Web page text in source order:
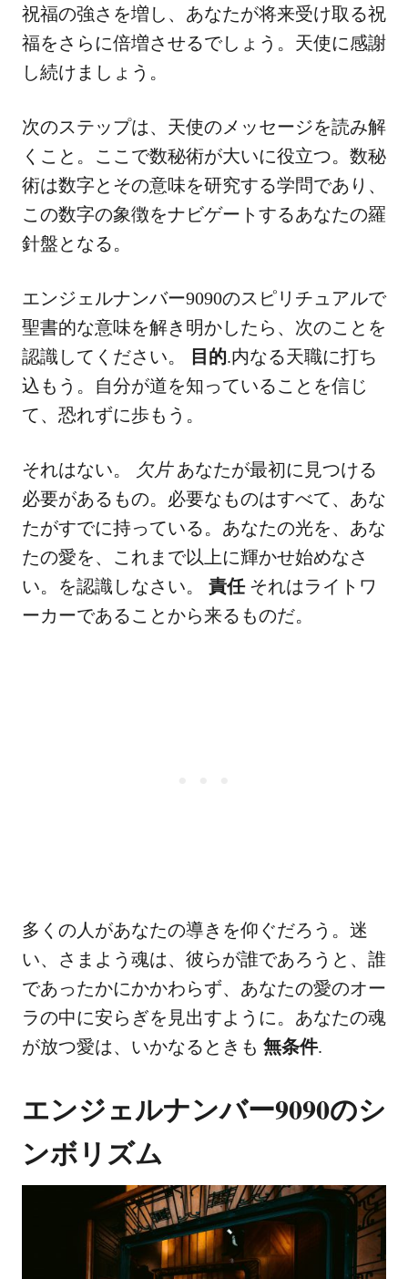
祝福の強さを増し、あなたが将来受け取る祝
福をさらに倍増させるでしょう。天使に感謝
し続けましょう。
次のステップは、天使のメッセージを読み解
くこと。ここで数秘術が大いに役立つ。数秘
術は数字とその意味を研究する学問であり、
この数字の象徴をナビゲートするあなたの羅
針盤となる。
エンジェルナンバー9090のスピリチュアルで
聖書的な意味を解き明かしたら、次のことを
認識してください。
目的.内なる天職に打ち
込もう。自分が道を知っていることを信じ
て、恐れずに歩もう。
それはない。 欠片あなたが最初に見つける
必要があるもの。必要なものはすべて、あな
たがすでに持っている。あなたの光を、あな
たの愛を、これまで以上に輝かせ始めなさ
い。を認識しなさい。 責任それはライトワ
ーカーであることから来るものだ。
多くの人があなたの導きを仰ぐだろう。迷
い、さまよう魂は、彼らが誰であろうと、誰
であったかにかかわらず、あなたの愛のオー
ラの中に安らぎを見出すように。あなたの魂
が放つ愛は、いかなるときも 無条件.
エンジェルナンバー9090のシ
ンボリズム